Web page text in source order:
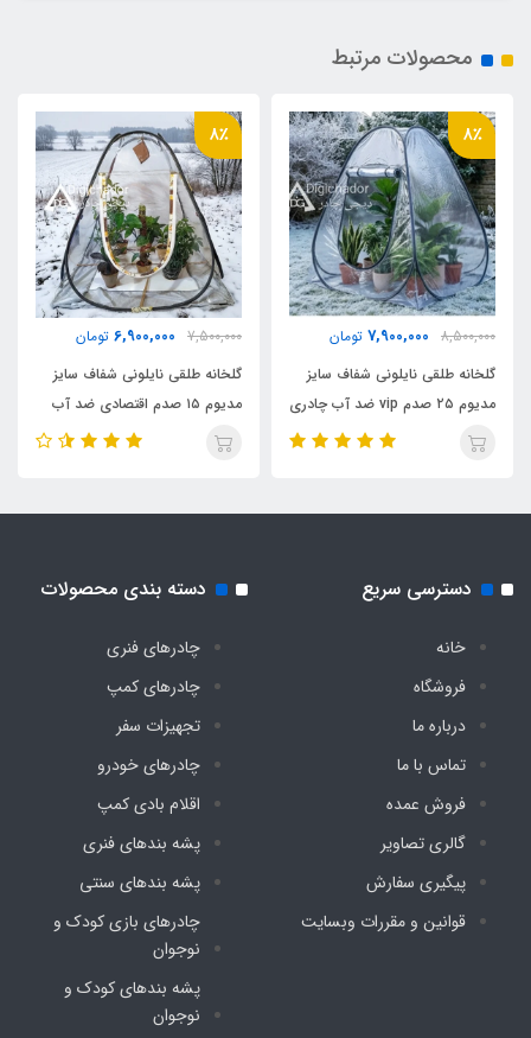
۸ نفر
ظرفیت برای خواب
۴ نفر
حلقه مهار D در چهار کمر ضلع
دارد
کیف حمل مخصوص
حلقه D مهار در پایین چادر
دارد
نوار آبچکان درب و پنجره
دارد
۱ عدد
محصولات مرتبط
8٪
8,500,000
7,900,000 تومان
گلخانه طلقی نایلونی شفاف سایز
مدیوم ۲۵ صدم vip ضد آب چادری
فنری بدون کف دیجی چادر
8٪
7,500,000
6,900,000 تومان
گلخانه طلقی نایلونی شفاف سایز
مدیوم ۱۵ صدم اقتصادی ضد آب
چادری فنری بدون کف دیجی چادر
دسترسی سریع
خانه
فروشگاه
درباره ما
تماس با ما
فروش عمده
گالری تصاویر
پیگیری سفارش
قوانین و مقررات وبسایت
دسته بندی محصولات
چادرهای فنری
چادرهای کمپ
تجهیزات سفر
چادرهای خودرو
اقلام بادی کمپ
پشه‌ بندهای فنری
پشه‌ بندهای سنتی
چادرهای بازی کودک و
نوجوان
پشه‌ بندهای کودک و
نوجوان